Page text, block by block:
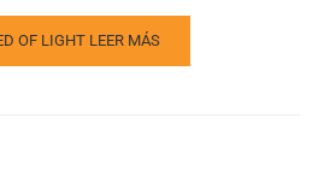
OF LIGHT LEER MÁS